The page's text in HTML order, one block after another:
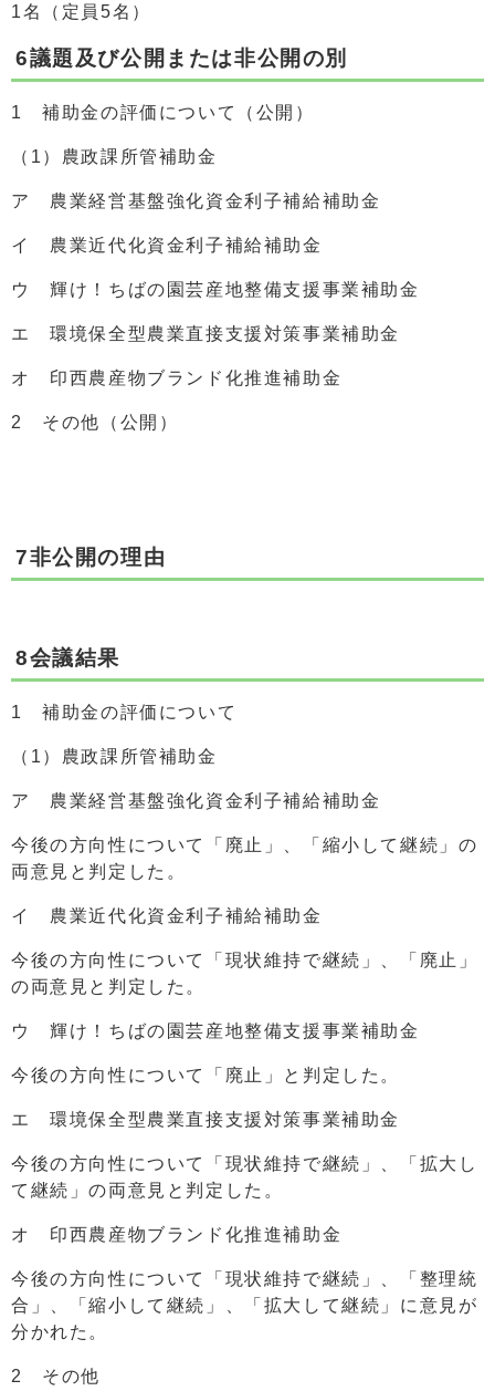
1名（定員5名）
6議題及び公開または非公開の別
1 補助金の評価について（公開）
（1）農政課所管補助金
ア 農業経営基盤強化資金利子補給補助金
イ 農業近代化資金利子補給補助金
ウ 輝け！ちばの園芸産地整備支援事業補助金
エ 環境保全型農業直接支援対策事業補助金
オ 印西農産物ブランド化推進補助金
2 その他（公開）
7非公開の理由
8会議結果
1 補助金の評価について
（1）農政課所管補助金
ア 農業経営基盤強化資金利子補給補助金
今後の方向性について「廃止」、「縮小して継続」の
両意見と判定した。
イ 農業近代化資金利子補給補助金
今後の方向性について「現状維持で継続」、「廃止」
の両意見と判定した。
ウ 輝け！ちばの園芸産地整備支援事業補助金
今後の方向性について「廃止」と判定した。
エ 環境保全型農業直接支援対策事業補助金
今後の方向性について「現状維持で継続」、「拡大し
て継続」の両意見と判定した。
オ 印西農産物ブランド化推進補助金
今後の方向性について「現状維持で継続」、「整理統
合」、「縮小して継続」、「拡大して継続」に意見が
分かれた。
2 その他